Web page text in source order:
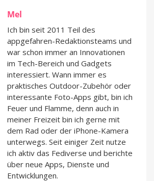
Mel
Ich bin seit 2011 Teil des
appgefahren-Redaktionsteams und
war schon immer an Innovationen
im Tech-Bereich und Gadgets
interessiert. Wann immer es
praktisches Outdoor-Zubehör oder
interessante Foto-Apps gibt, bin ich
Feuer und Flamme, denn auch in
meiner Freizeit bin ich gerne mit
dem Rad oder der iPhone-Kamera
unterwegs. Seit einiger Zeit nutze
ich aktiv das Fediverse und berichte
über neue Apps, Dienste und
Entwicklungen.